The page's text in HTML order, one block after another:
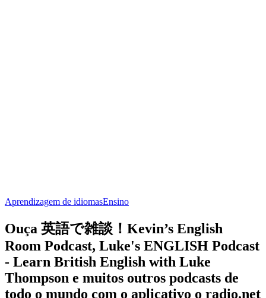
Aprendizagem de idiomasEnsino
Ouça 英語で雑談！Kevin’s English
Room Podcast, Luke's ENGLISH Podcast
- Learn British English with Luke
Thompson e muitos outros podcasts de
todo o mundo com o aplicativo o radio.net